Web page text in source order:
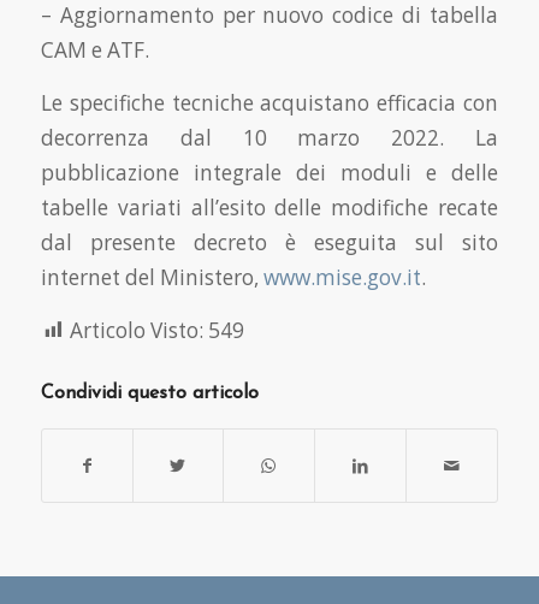
– Aggiornamento per nuovo codice di tabella
CAM e ATF.
Le specifiche tecniche acquistano efficacia con
decorrenza dal 10 marzo 2022. La
pubblicazione integrale dei moduli e delle
tabelle variati all’esito delle modifiche recate
dal presente decreto è eseguita sul sito
internet del Ministero, www.mise.gov.it.
Articolo Visto: 549
Condividi questo articolo